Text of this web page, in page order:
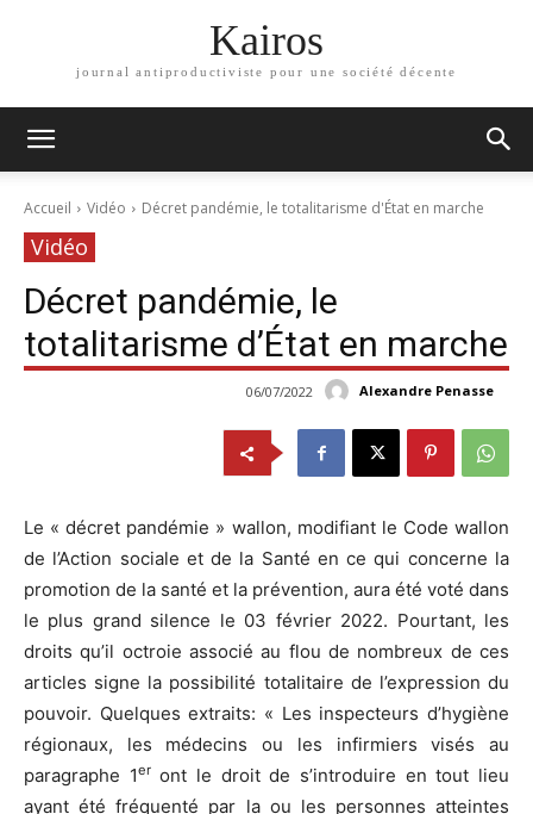
Kairos
journal antiproductiviste pour une société décente
Accueil Vidéo Décret pandémie, le totalitarisme d'État en marche
Vidéo
Décret pandémie, le
totalitarisme d’État en marche
Alexandre Penasse
06/07/2022
Le « décret pandémie » wallon, modifiant le Code wallon
de l’Action sociale et de la Santé en ce qui concerne la
promotion de la santé et la prévention, aura été voté dans
le plus grand silence le 03 février 2022. Pourtant, les
droits qu’il octroie associé au flou de nombreux de ces
articles signe la possibilité totalitaire de l’expression du
pouvoir. Quelques extraits: « Les inspecteurs d’hygiène
régionaux, les médecins ou les infirmiers visés au
paragraphe 1eront le droit de s’introduire en tout lieu
ayant été fréquenté par la ou les personnes atteintes